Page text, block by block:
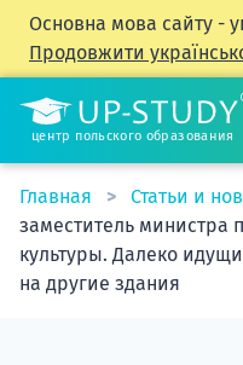
Основна мова сайту -
Продовжити
центр польского образования
Главная Статьи и
заместитель министра
культуры. Далеко
на другие здания